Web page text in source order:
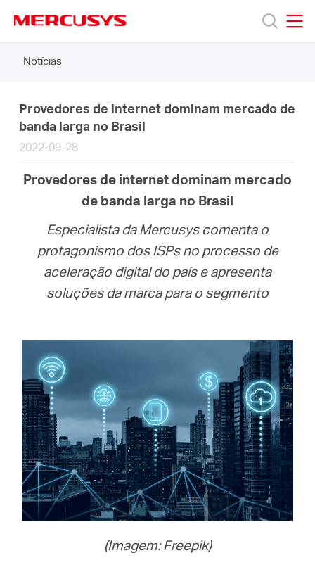
navigation
Produtos
Suporte
Sobre
Portuguese
Notícias
Provedores de internet dominam mercado de
banda larga no Brasil
2022-09-28
Provedores de internet dominam mercado
de banda larga no Brasil
Especialista da Mercusys comenta o
protagonismo dos ISPs no processo de
aceleração digital do país e apresenta
soluções da marca para o segmento
(Imagem: Freepik)